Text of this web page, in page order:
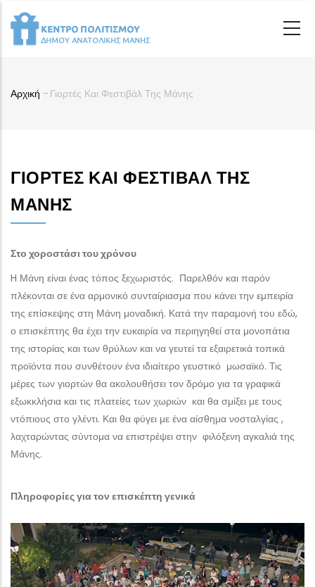
Παράκαμψη
προς
Breadcrumb
Αρχική - Γιορτές Και Φεστιβάλ Της Μάνης
ΓΙΟΡΤΈΣ ΚΑΙ ΦΕΣΤΙΒΆΛ ΤΗΣ
ΜΆΝΗΣ
Στο χοροστάσι του χρόνου
H Μάνη είναι ένας τόπος ξεχωριστός. Παρελθόν και παρόν
πλέκονται σε ένα αρμονικό συνταίριασμα που κάνει την εμπειρία
της επίσκεψης στη Μάνη μοναδική. Κατά την παραμονή του εδώ,
ο επισκέπτης θα έχει την ευκαιρία να περιηγηθεί στα μονοπάτια
της ιστορίας και των θρύλων και να γευτεί τα εξαιρετικά τοπικά
προϊόντα που συνθέτουν ένα ιδιαίτερο γευστικό μωσαϊκό. Τις
μέρες των γιορτών θα ακολουθήσει τον δρόμο για τα γραφικά
εξωκκλήσια και τις πλατείες των χωριών και θα σμίξει με τους
ντόπιους στο γλέντι. Και θα φύγει με ένα αίσθημα νοσταλγίας ,
λαχταρώντας σύντομα να επιστρέψει στην φιλόξενη αγκαλιά της
Μάνης.
Πληροφορίες για τον επισκέπτη γενικά